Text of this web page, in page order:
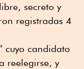
secreto y
registradas 4
cuyo candidato
reelegirse, y